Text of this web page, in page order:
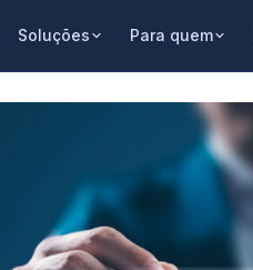
Soluções Para quem